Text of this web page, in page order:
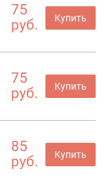
75
руб.
Купить
75
руб.
Купить
85
руб.
Купить